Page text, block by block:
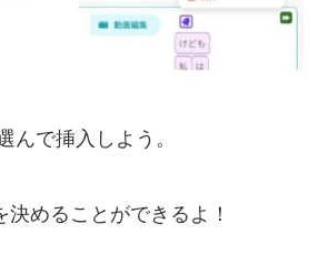
んで挿入しよう。
めることができるよ！